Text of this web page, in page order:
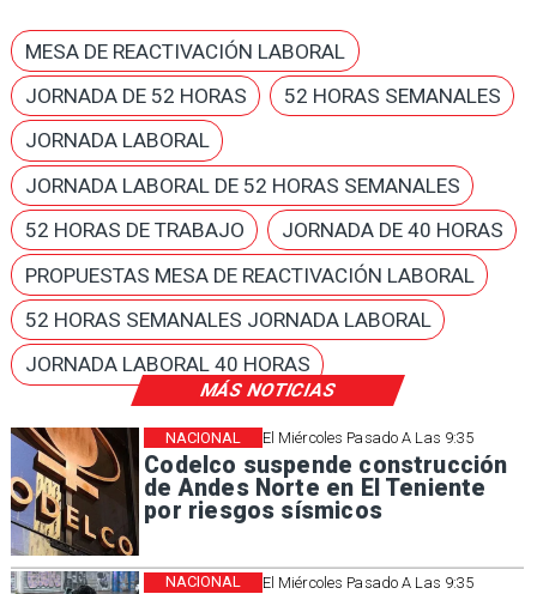
MÁS NOTICIAS
El Miércoles Pasado A Las 9:35
Codelco suspende construcción
de Andes Norte en El Teniente
por riesgos sísmicos
NACIONAL
El Miércoles Pasado A Las 9:35
NACIONAL
MESA DE REACTIVACIÓN LABORAL
JORNADA DE 52 HORAS
52 HORAS SEMANALES
JORNADA LABORAL
JORNADA LABORAL DE 52 HORAS SEMANALES
52 HORAS DE TRABAJO
JORNADA DE 40 HORAS
PROPUESTAS MESA DE REACTIVACIÓN LABORAL
52 HORAS SEMANALES JORNADA LABORAL
JORNADA LABORAL 40 HORAS